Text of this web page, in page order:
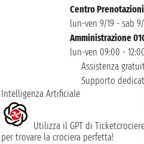
Centro
lun-ven 9/19 - sab
Amministrazione
lun-ven 09:00 -
Assistenza
Supporto
Intelligenza Artificiale
Utilizza il GPT di
per trovare la crociera perfetta!